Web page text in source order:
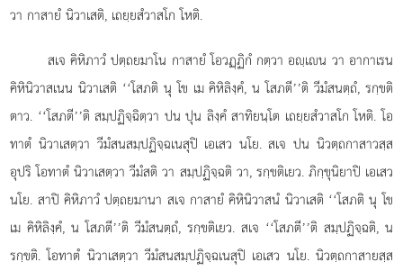
วา กาสายํ นิวาเสติ, เถยฺยสํวาสโก โหติ.
สเจ คิหิภาวํ ปตฺถยมาโน กาสายํ โอวฏฺฏิกํ กตฺวา อฺเน วา อากาเรน
คิหินิวาสเนน นิวาเสติ ‘‘โสภติ นุ โข เม คิหิลิงฺคํ, น โสภตี’’ติ วีมํสนตฺถํ, รกฺขติ
ตาว. ‘‘โสภตี’’ติ สมฺปฏิจฺฉิตฺวา ปน ปุน ลิงฺคํ สาทิยนฺโต เถยฺยสํวาสโก โหติ. โอ
ทาตํ นิวาเสตฺวา วีมํสนสมฺปฏิจฺฉเนสุปิ เอเสว นโย. สเจ ปน นิวตฺถกาสาวสฺส
อุปริ โอทาตํ นิวาเสตฺวา วีมํสติ วา สมฺปฏิจฺฉติ วา, รกฺขติเยว. ภิกฺขุนิยาปิ เอเสว
นโย. สาปิ คิหิภาวํ ปตฺถยมานา สเจ กาสายํ คิหินิวาสนํ นิวาเสติ ‘‘โสภติ นุ โข
เม คิหิลิงฺคํ, น โสภตี’’ติ วีมํสนตฺถํ, รกฺขติเยว. สเจ ‘‘โสภตี’’ติ สมฺปฏิจฺฉติ, น
รกฺขติ. โอทาตํ นิวาเสตฺวา วีมํสนสมฺปฏิจฺฉเนสุปิ เอเสว นโย. นิวตฺถกาสายสฺส